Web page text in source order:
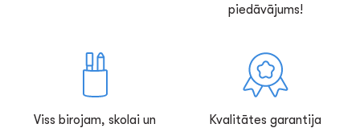
piedāvājums!
Viss birojam, skolai un
Kvalitātes garantija